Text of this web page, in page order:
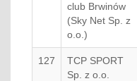
club Brwinów
(Sky Net Sp. z
o.o.)
127
TCP SPORT
Sp. z o.o.